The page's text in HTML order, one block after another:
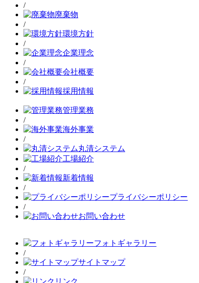
/
廃棄物
/
環境方針
/
企業理念
/
会社概要
/
採用情報
管理業務
/
海外事業
/
丸清システム
工場紹介
/
新着情報
/
プライバシーポリシー
/
お問い合わせ
フォトギャラリー
/
サイトマップ
/
リンク